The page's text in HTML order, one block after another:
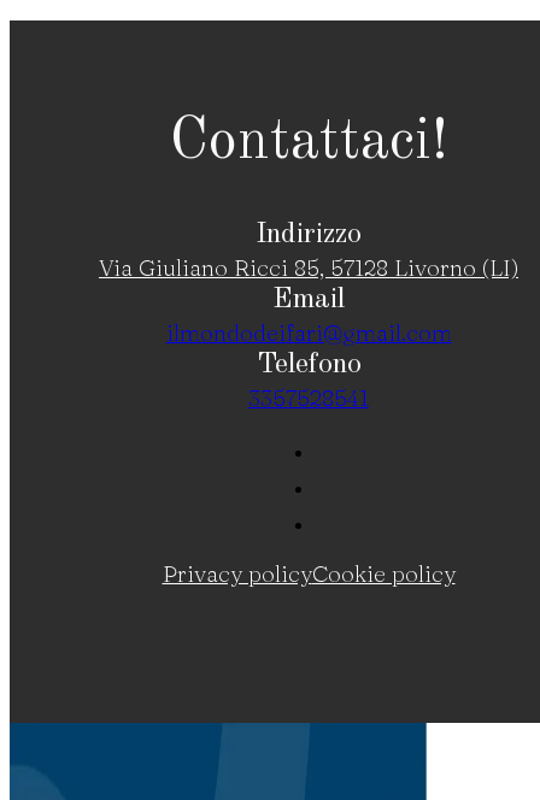
Contattaci!
Indirizzo
Via Giuliano Ricci 85, 57128 Livorno (LI)
Email
ilmondodeifari@gmail.com
Telefono
3357528541
Privacy policyCookie policy